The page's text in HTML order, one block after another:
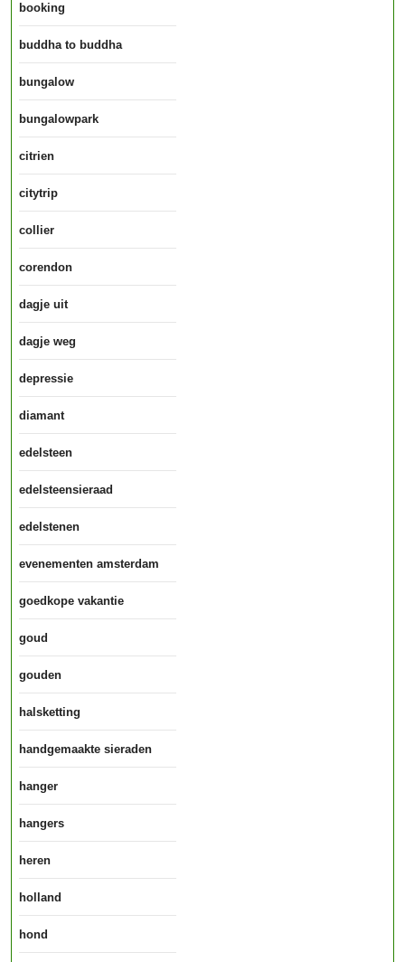
booking
buddha to buddha
bungalow
bungalowpark
citrien
citytrip
collier
corendon
dagje uit
dagje weg
depressie
diamant
edelsteen
edelsteensieraad
edelstenen
evenementen amsterdam
goedkope vakantie
goud
gouden
halsketting
handgemaakte sieraden
hanger
hangers
heren
holland
hond